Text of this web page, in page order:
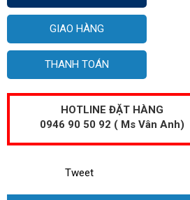
GIAO HÀNG
THANH TOÁN
HOTLINE ĐẶT HÀNG
0946 90 50 92 ( Ms Vân Anh)
Tweet